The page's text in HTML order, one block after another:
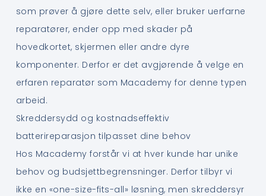
som prøver å gjøre dette selv, eller bruker uerfarne
reparatører, ender opp med skader på
hovedkortet, skjermen eller andre dyre
komponenter. Derfor er det avgjørende å velge en
erfaren reparatør som Macademy for denne typen
arbeid.
Skreddersydd og kostnadseffektiv
batterireparasjon tilpasset dine behov
Hos Macademy forstår vi at hver kunde har unike
behov og budsjettbegrensninger. Derfor tilbyr vi
ikke en «one-size-fits-all» løsning, men skreddersyr